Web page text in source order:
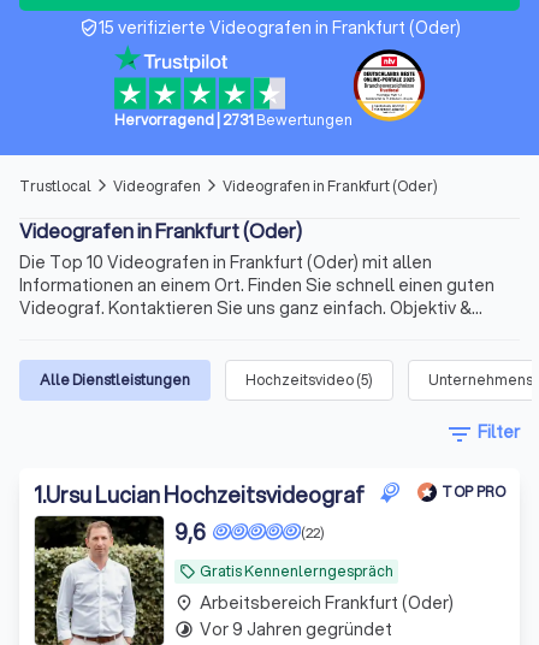
verified_user15 verifizierte Videografen in Frankfurt (Oder)
Hervorragend| 2731 Bewertungen
Trustlocal arrow_forward_ios Videografen arrow_forward_ios Videografen in Frankfurt (Oder)
Videografen in Frankfurt (Oder)
Die Top 10 Videografen in Frankfurt (Oder) mit allen
Informationen an einem Ort. Finden Sie schnell einen guten
Videograf. Kontaktieren Sie uns ganz einfach. Objektiv &
Alle Dienstleistungen Hochzeitsvideo(5)
filter_list Filter
1.Ursu Lucian Hochzeitsvideograf TOP PRO
local_offer Gratis Kennenlerngespräch
(22)
9,6
place Arbeitsbereich Frankfurt (Oder)
timelapse Vor 9 Jahren gegründet